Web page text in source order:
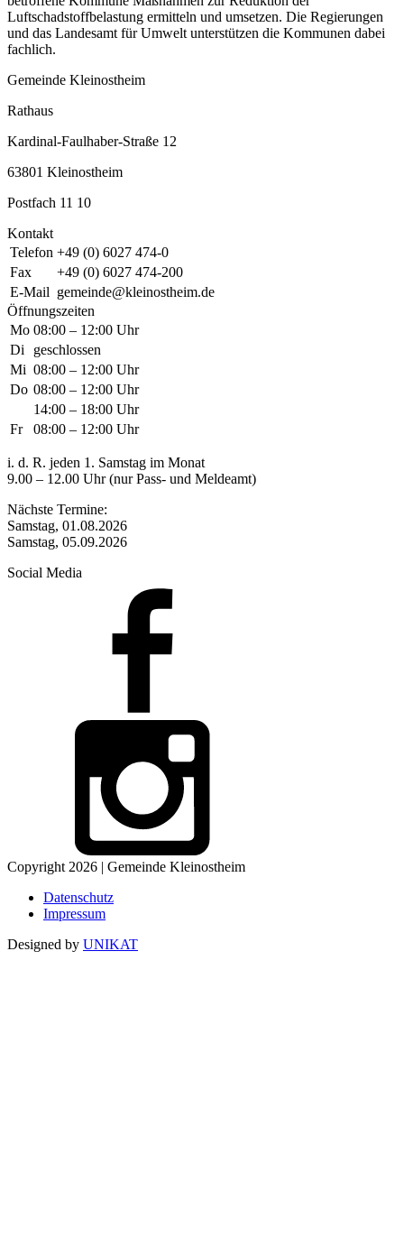
Luftschadstoffbelastung ermitteln und umsetzen. Die Regierungen
und das Landesamt für Umwelt unterstützen die Kommunen dabei
fachlich.
Gemeinde Kleinostheim
Rathaus
Kardinal-Faulhaber-Straße 12
63801 Kleinostheim
Postfach 11 10
Kontakt
Telefon +49 (0) 6027 474-0
Fax
+49 (0) 6027 474-200
E-Mail gemeinde@kleinostheim.de
Öffnungszeiten
Mo 08:00 – 12:00 Uhr
Di
geschlossen
Mi 08:00 – 12:00 Uhr
Do 08:00 – 12:00 Uhr
14:00 – 18:00 Uhr
Fr
08:00 – 12:00 Uhr
i. d. R. jeden 1. Samstag im Monat
9.00 – 12.00 Uhr (nur Pass- und Meldeamt)
Nächste Termine:
Samstag, 01.08.2026
Samstag, 05.09.2026
Social Media
Copyright 2026 | Gemeinde Kleinostheim
Datenschutz
Impressum
Designed by UNIKAT